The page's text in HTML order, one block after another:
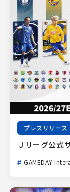
プレスリリース
Ｊリーグ公式
GAMEDAY